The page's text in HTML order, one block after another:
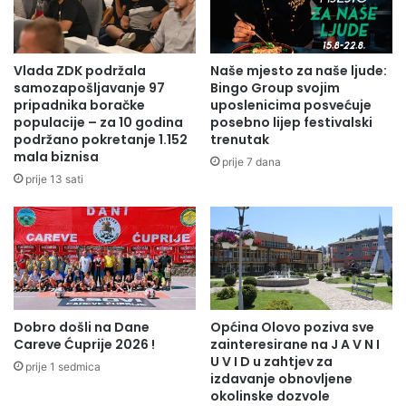
P
E
T
R
O
V
I
Ć
I
N
R
I
J
E
C
I
S
T
U
p
i
n
o
m
s
v
e
t
i
t
u
u
O
l
o
v
u
Vlada ZDK podržala
samozapošljavanje 97
pripadnika boračke
populacije – za 10 godina
podržano pokretanje 1.152
mala biznisa
prije 13 sati
Naše mjesto za naše ljude:
Bingo Group svojim
uposlenicima posvećuje
posebno lijep festivalski
trenutak
prije 7 dana
Dobro došli na Dane
Careve Ćuprije 2026 !
prije 1 sedmica
Općina Olovo poziva sve
zainteresirane na J A V N I
U V I D u zahtjev za
izdavanje obnovljene
okolinske dozvole